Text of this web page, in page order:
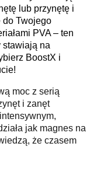
lub przynętę i
do Twojego
PVA – ten
stawiają na
BoostX i
moc z serią
i zanęt
jak magnes na
że czasem